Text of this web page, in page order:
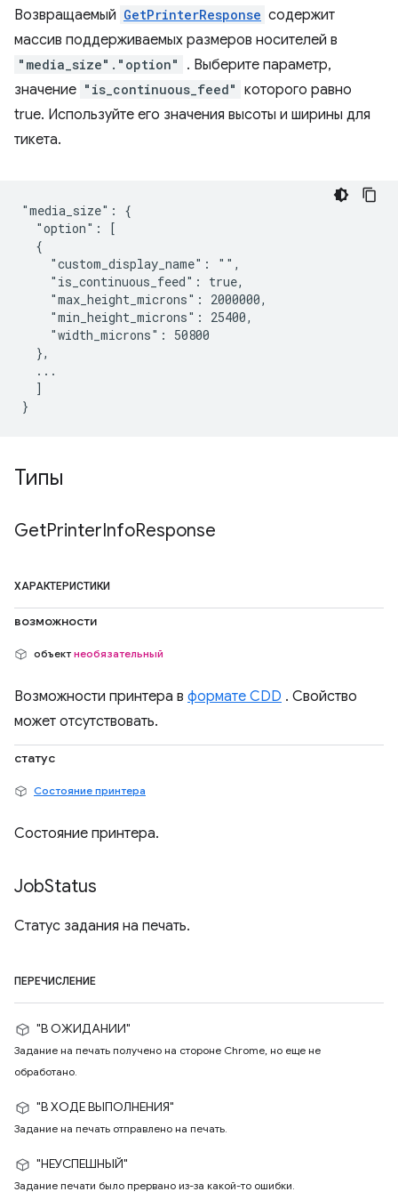
Возвращаемый GetPrinterResponse содержит
массив поддерживаемых размеров носителей в
"media_size"."option"
. Выберите параметр,
значение "is_continuous_feed" которого равно
true. Используйте его значения высоты и ширины для
тикета.
"media_size": {
  "option": [
  {
    "custom_display_name": "",
    "is_continuous_feed": true,
    "max_height_microns": 2000000,
    "min_height_microns": 25400,
    "width_microns": 50800
  },
  ...
  ]
Типы
GetPrinterInfoResponse
ХАРАКТЕРИСТИКИ
возможности
объект необязательный
Возможности принтера в формате CDD . Свойство
может отсутствовать.
статус
Состояние принтера
Состояние принтера.
JobStatus
Статус задания на печать.
ПЕРЕЧИСЛЕНИЕ
"В ОЖИДАНИИ"
Задание на печать получено на стороне Chrome, но еще не
обработано.
"В ХОДЕ ВЫПОЛНЕНИЯ"
Задание на печать отправлено на печать.
"НЕУСПЕШНЫЙ"
Задание печати было прервано из-за какой-то ошибки.